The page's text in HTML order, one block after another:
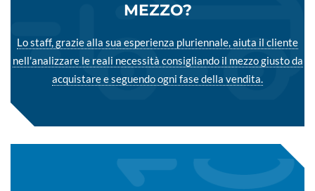
MEZZO?
Lo staff, grazie alla sua esperienza pluriennale, aiuta il cliente
nell'analizzare le reali necessità consigliando il mezzo giusto da
acquistare e seguendo ogni fase della vendita.